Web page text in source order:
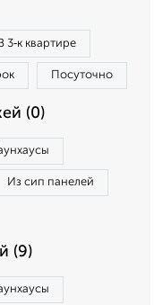
В 3‑к квартире
Посуточно
(0)
Из сип панелей
(9)